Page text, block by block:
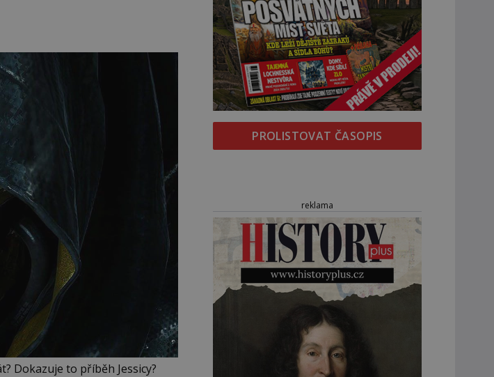
Dokazuje to příběh Jessicy?
PROLISTOVAT ČASOPIS
reklama